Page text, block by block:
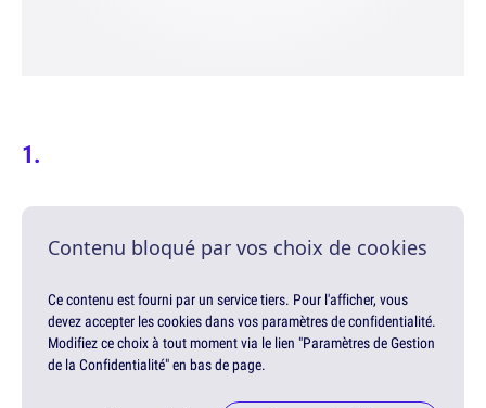
Contenu bloqué par vos choix de cookies
Ce contenu est fourni par un service tiers. Pour l'afficher, vous
devez accepter les cookies dans vos paramètres de confidentialité.
Modifiez ce choix à tout moment via le lien "Paramètres de Gestion
de la Confidentialité" en bas de page.